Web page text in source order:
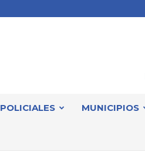
POLICIALES MUNICIPIOS